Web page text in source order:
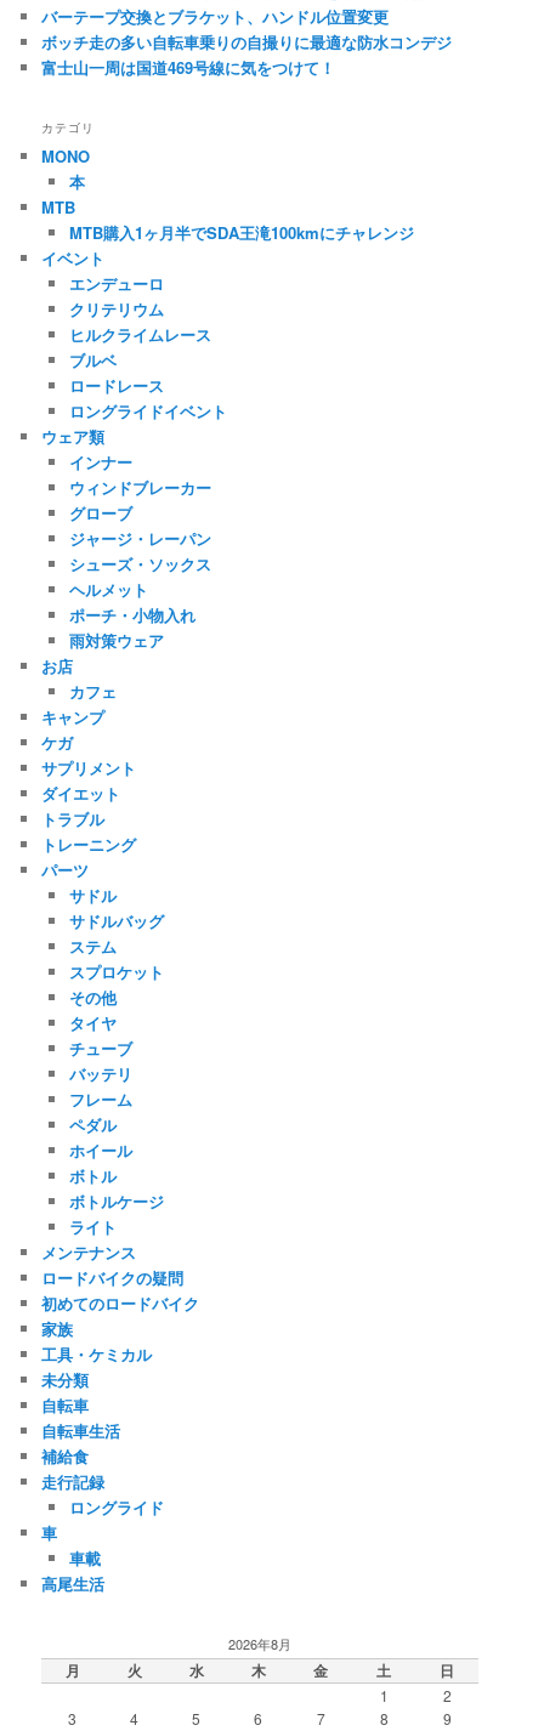
バーテープ交換とブラケット、ハンドル位置変更
ボッチ走の多い自転車乗りの自撮りに最適な防水コンデジ
富士山一周は国道469号線に気をつけて！
カテゴリ
MONO
本
MTB
MTB購入1ヶ月半でSDA王滝100kmにチャレンジ
イベント
エンデューロ
クリテリウム
ヒルクライムレース
ブルベ
ロードレース
ロングライドイベント
ウェア類
インナー
ウィンドブレーカー
グローブ
ジャージ・レーパン
シューズ・ソックス
ヘルメット
ポーチ・小物入れ
雨対策ウェア
お店
カフェ
キャンプ
ケガ
サプリメント
ダイエット
トラブル
トレーニング
パーツ
サドル
サドルバッグ
ステム
スプロケット
その他
タイヤ
チューブ
バッテリ
フレーム
ペダル
ホイール
ボトル
ボトルケージ
ライト
メンテナンス
ロードバイクの疑問
初めてのロードバイク
家族
工具・ケミカル
未分類
自転車
自転車生活
補給食
走行記録
ロングライド
車
車載
高尾生活
2026年8月
月 火 水 木 金 土 日
1
2
3
4 5 6 7 8 9